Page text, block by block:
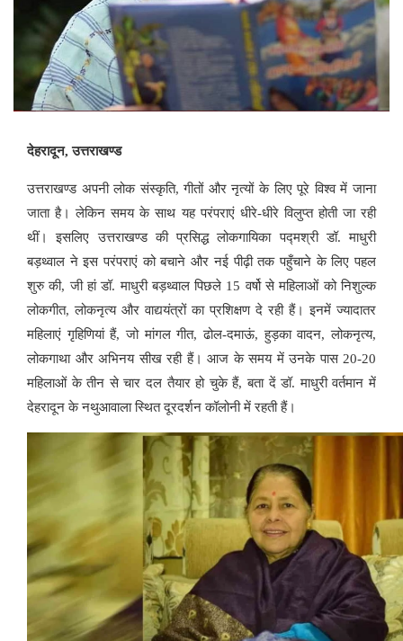
देहरादून, उत्तराखण्ड
उत्तराखण्ड अपनी लोक संस्कृति, गीतों और नृत्यों के लिए पूरे विश्व में जाना
जाता है। लेकिन समय के साथ यह परंपराएं धीरे-धीरे विलुप्त होती जा रही
थीं। इसलिए उत्तराखण्ड की प्रसिद्ध लोकगायिका पद्मश्री डॉ. माधुरी
बड़थ्वाल ने इस परंपराएं को बचाने और नई पीढ़ी तक पहुँचाने के लिए पहल
शुरु की, जी हां डॉ. माधुरी बड़थ्वाल पिछले 15 वर्षो से महिलाओं को निशुल्क
लोकगीत, लोकनृत्य और वाद्ययंत्रों का प्रशिक्षण दे रही हैं। इनमें ज्यादातर
महिलाएं गृहिणियां हैं, जो मांगल गीत, ढोल-दमाऊं, हुड़का वादन, लोकनृत्य,
लोकगाथा और अभिनय सीख रही हैं। आज के समय में उनके पास 20-20
महिलाओं के तीन से चार दल तैयार हो चुके हैं, बता दें डॉ. माधुरी वर्तमान में
देहरादून के नथुआवाला स्थित दूरदर्शन कॉलोनी में रहती हैं।